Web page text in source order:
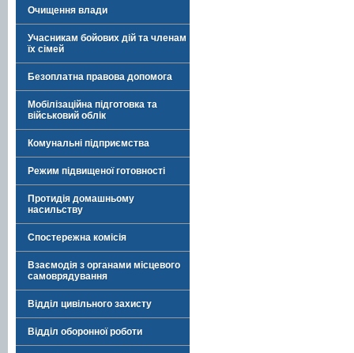
Очищення влади
Учасникам бойових дій та членам
їх сімей
Безоплатна правова допомога
Мобілізаційна підготовка та
військовий облік
Комунальні підприємства
Режим підвищеної готовності
Протидія домашньому
насильству
Спостережна комісія
Взаємодія з органами місцевого
самоврядування
Відділ цивільного захисту
Відділ оборонної роботи